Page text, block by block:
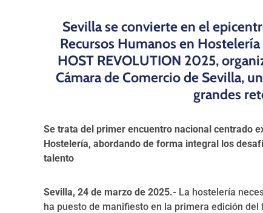
Sevilla se convierte en el
Recursos Humanos en
HOST REVOLUTION 2025,
Cámara de Comercio de Sevilla,
grandes
Se trata del primer encuentro nacional centrado
Hostelería, abordando de forma integral los
talento
Sevilla, 24 de marzo de 2025.- La hostelería
ha puesto de manifiesto en la primera edición del